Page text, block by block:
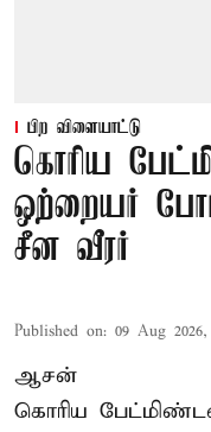
பிற விளையாட்டு
கொரிய
ஒற்றையர்
சீன வீரர்
Published on: 09 Aug
ஆசன்
கொரிய